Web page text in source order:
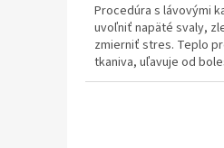
Procedúra s lávovými
uvoľniť napäté svaly,
zmierniť stres. Teplo
tkaniva, uľavuje od
svalových spazmov a...